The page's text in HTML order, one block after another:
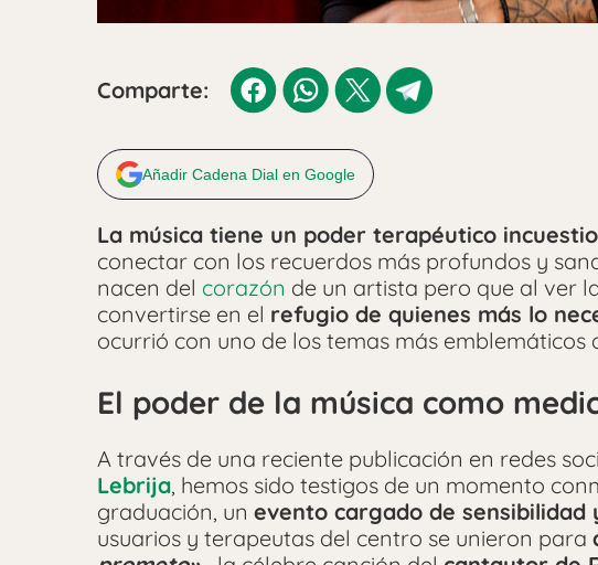
Comparte:
Añadir Cadena Dial en Google
La música tiene un poder terapéutico
conectar con los recuerdos más profundos y
nacen del corazón de un artista pero que al ver
convertirse en el refugio de quienes más lo
ocurrió con uno de los temas más emblemáticos
El poder de la música como
A través de una reciente publicación en redes
Lebrija, hemos sido testigos de un momento
graduación, un evento cargado de sensibilidad
usuarios y terapeutas del centro se unieron para